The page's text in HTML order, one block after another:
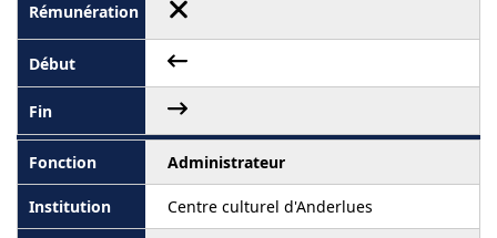
Administrateur
Centre culturel d'Anderlues